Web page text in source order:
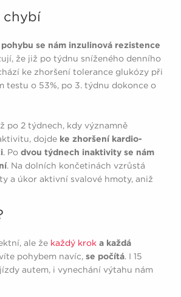
chybí
se nám inzulinová rezistence
že již po týdnu sníženého denního
ke zhoršení tolerance glukózy při
testu o 53%, po 3. týdnu dokonce o
po 2 týdnech, kdy významně
dojde ke zhoršení kardio-
. Po dvou týdnech inaktivity se nám
. Na dolních končetinách vzrůstá
a úkor aktivní svalové hmoty, aniž
ale že každý krok a každá
pohybem navíc, se počítá. I 15
autem, i vynechání výtahu nám